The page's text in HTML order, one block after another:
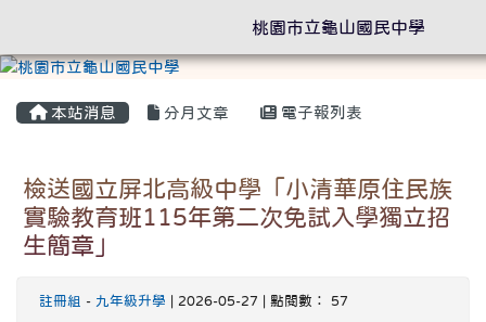
本站消息 分月文章 電子報列表
檢送國立屏北高級中學「小清華原住民族
實驗教育班115年第二次免試入學獨立招
生簡章」
註冊組 - 九年級升學 | 2026-05-27 | 點閱數： 57
桃園市立龜山國民中學